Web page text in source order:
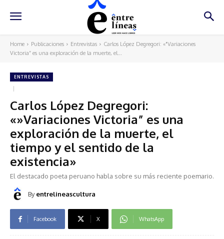
Home Publicaciones Entrevistas
Carlos López Degregori: «"Variaciones
Victoria” es una exploración de la muerte, el...
ENTREVISTAS
Carlos López Degregori:
«»Variaciones Victoria” es una
exploración de la muerte, el
tiempo y el sentido de la
existencia»
El destacado poeta peruano habla sobre su más reciente poemario.
By entrelineascultura
Facebook X WhatsApp